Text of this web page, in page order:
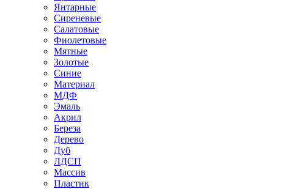
Янтарные
Сиреневые
Салатовые
Фиолетовые
Мятные
Золотые
Синие
Материал
МДФ
Эмаль
Акрил
Береза
Дерево
Дуб
ЛДСП
Массив
Пластик